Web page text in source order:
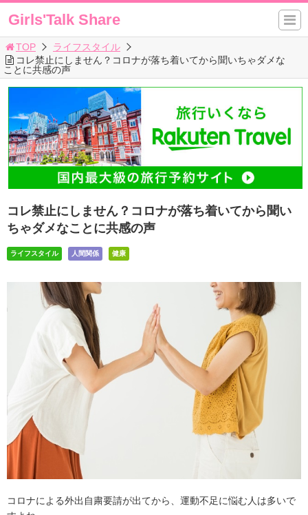
Girls'Talk Share
TOP
ライフスタイル
コレ禁止にしません？コロナが落ち着いてから聞いちゃダメな
ことに共感の声
コレ禁止にしません？コロナが落ち着いてから聞い
ちゃダメなことに共感の声
ライフスタイル 人間関係 健康
コロナによる外出自粛要請が出てから、運動不足に悩む人は多いで